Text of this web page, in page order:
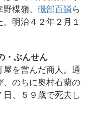
楳嶺、 磯部百鱗ら
明治４２年２月１
・ぶんせん
を営んだ商人。通
、のちに奥村石蘭の
、５９歳で死去し